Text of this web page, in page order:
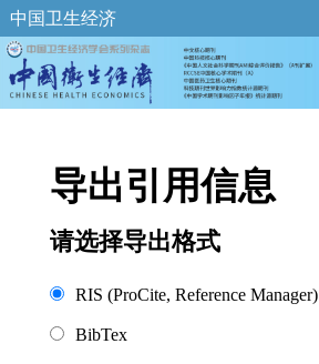
中国卫生经济
导出引用信息
请选择导出格式
RIS (ProCite, Reference Manager)
BibTex